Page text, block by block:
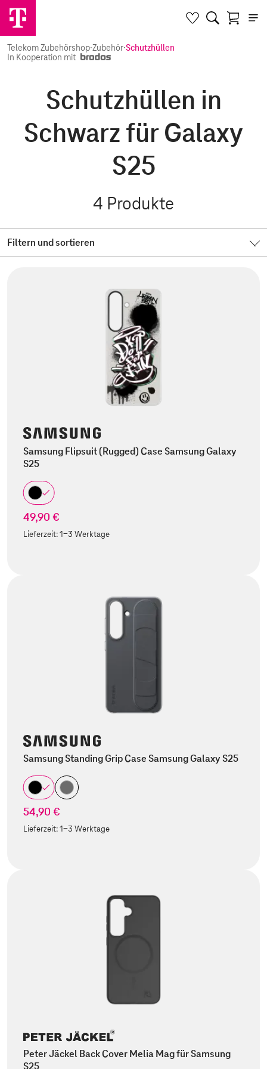
Telekom Zubehörshop·Zubehör·Schutzhüllen
In Kooperation mit
Schutzhüllen in
Schwarz für Galaxy
S25
4 Produkte
Filtern und sortieren
Samsung Flipsuit (Rugged) Case Samsung Galaxy
S25
49,90 €
Lieferzeit:1-3 Werktage
Samsung Standing Grip Case Samsung Galaxy S25
54,90 €
Lieferzeit:1-3 Werktage
Peter Jäckel Back Cover Melia Mag für Samsung
S25